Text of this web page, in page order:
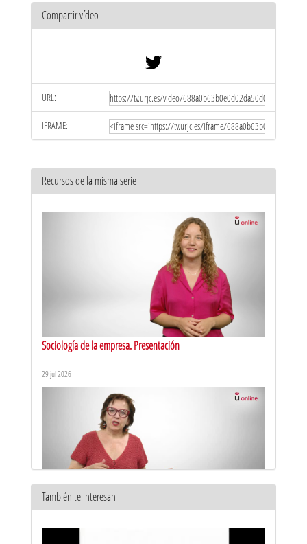
Compartir vídeo
URL:
IFRAME:
Recursos de la misma serie
Sociología de la empresa. Presentación
29 jul 2026
También te interesan